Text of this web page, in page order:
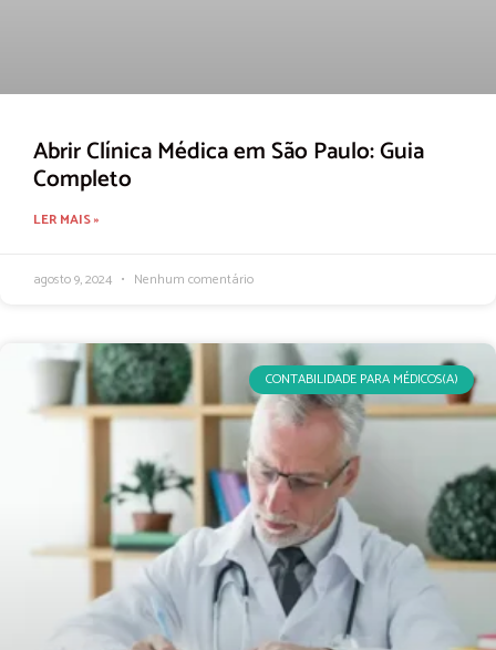
Abrir Clínica Médica em São Paulo: Guia
Completo
LER MAIS »
agosto 9, 2024 Nenhum comentário
CONTABILIDADE PARA MÉDICOS(A)